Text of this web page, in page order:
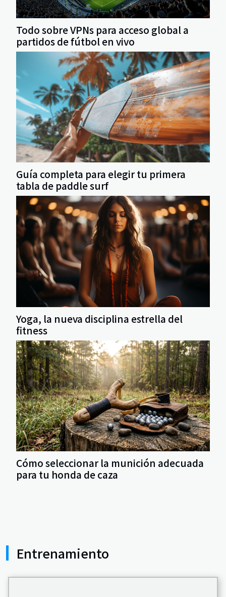
Todo sobre VPNs para acceso global a
partidos de fútbol en vivo
Guía completa para elegir tu primera
tabla de paddle surf
Yoga, la nueva disciplina estrella del
fitness
Cómo seleccionar la munición adecuada
para tu honda de caza
Entrenamiento